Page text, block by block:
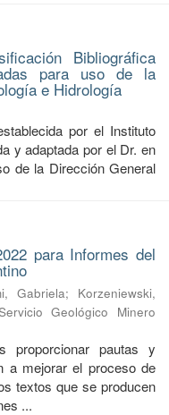
Bibliográfica
para uso de la
e Hidrología
por el Instituto
y adaptada por el Dr. en
de la Dirección General
para Informes del
Gabriela; Korzeniewski,
Geológico Minero
proporcionar pautas y
a mejorar el proceso de
textos que se producen
...